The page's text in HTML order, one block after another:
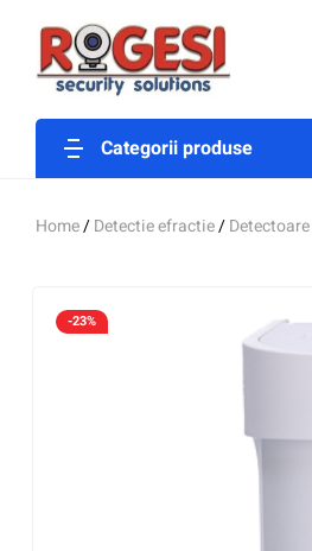
Categorii produse
Home/Detectie efractie/Detectoare
-23%